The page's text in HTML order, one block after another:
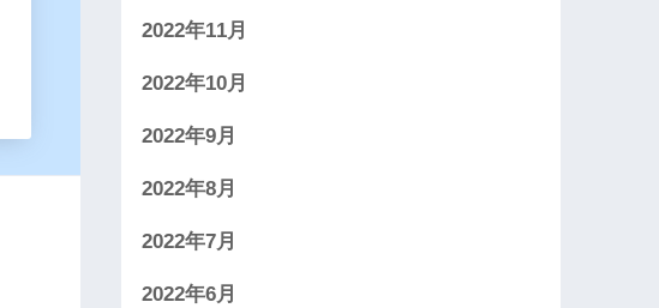
2022年11月
2022年10月
2022年9月
2022年8月
2022年7月
2022年6月